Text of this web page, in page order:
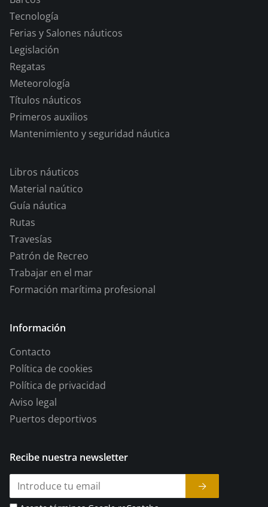
Tecnología
Ferias y Salones náuticos
Legislación
Regatas
Meteorología
Títulos náuticos
Primeros auxilios
Mantenimiento y seguridad náutica
Libros náuticos
Material naútico
Guía náutica
Rutas
Travesías
Patrón de Recreo
Trabajar en el mar
Formación marítima profesional
Información
Contacto
Política de cookies
Política de privacidad
Aviso legal
Puertos deportivos
Recibe nuestra newsletter